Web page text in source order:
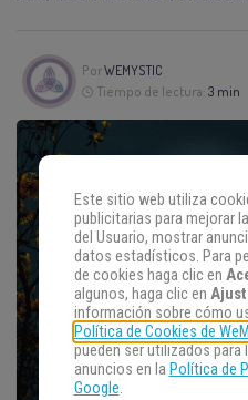
PorWEMYSTIC
Tiempo de lectura: 3 min
Este sitio web utiliza
publicitarias para mejorar
del Usuario, mostrar
datos estadísticos. Para
de cookies haga clic en
algunos, haga clic en
información sobre cómo
Política de Cookies de
pueden ser utilizados para
anuncios en la Política de
Google.